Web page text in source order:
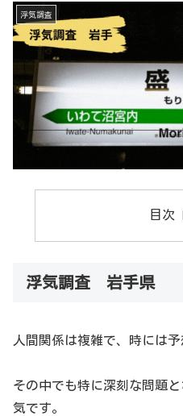
浮気調査
目次
浮気調査 岩手県
人間関係は複雑で、時には
その中でも特に深刻な問題
気です。